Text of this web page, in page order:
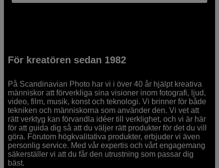
För kreatören sedan 1982
På Scandinavian Photo har vi i över 40 år hjälpt kreativa
människor att förverkliga sina visioner inom fotografi, ljud,
video, film, musik, konst och teknologi. Vi brinner för både
tekniken och människorna som använder den. Vi vet att
rätt verktyg kan förvandla idéer till verklighet, och vi är här
för att guida dig så att du väljer rätt produkter för det du vill
göra. Förutom högkvalitativa produkter, erbjuder vi även
personlig service. Med vår expertis och vårt engagemang
säkerställer vi att du får den utrustning som passar dig
bäst.